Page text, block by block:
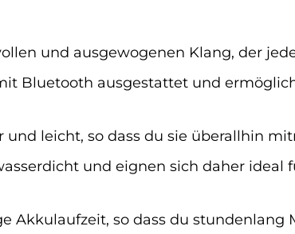
und ausgewogenen Klang, der
Bluetooth ausgestattet und
und leicht, so dass du sie überallhin
und eignen sich daher ideal
Akkulaufzeit, so dass du stundenlang